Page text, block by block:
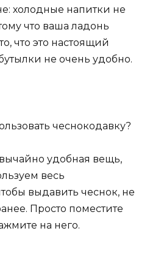
холодные напитки не
что ваша ладонь
что это настоящий
не очень удобно.
чеснокодавку?
удобная вещь,
весь
выдавить чеснок, не
Просто поместите
на него.